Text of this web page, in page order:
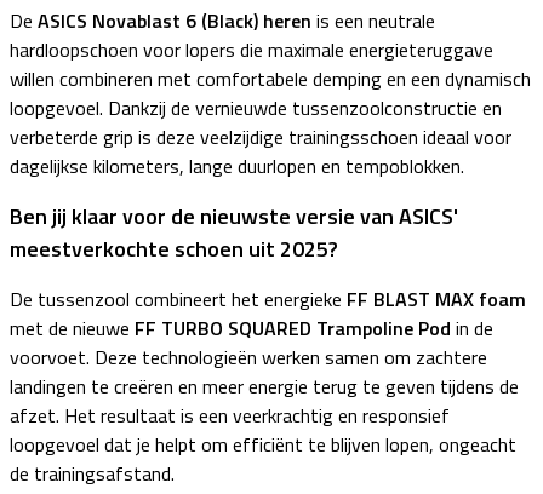
De ASICS Novablast 6 (Black) heren is een neutrale
hardloopschoen voor lopers die maximale energieteruggave
willen combineren met comfortabele demping en een dynamisch
loopgevoel. Dankzij de vernieuwde tussenzoolconstructie en
verbeterde grip is deze veelzijdige trainingsschoen ideaal voor
dagelijkse kilometers, lange duurlopen en tempoblokken.
Ben jij klaar voor de nieuwste versie van ASICS'
meestverkochte schoen uit 2025?
De tussenzool combineert het energieke FF BLAST MAX foam
met de nieuwe FF TURBO SQUARED Trampoline Pod in de
voorvoet. Deze technologieën werken samen om zachtere
landingen te creëren en meer energie terug te geven tijdens de
afzet. Het resultaat is een veerkrachtig en responsief
loopgevoel dat je helpt om efficiënt te blijven lopen, ongeacht
de trainingsafstand.